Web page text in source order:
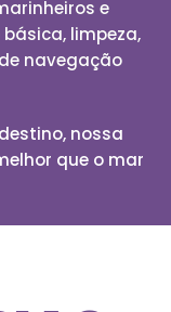
e
limpeza,
navegação
nossa
que o mar